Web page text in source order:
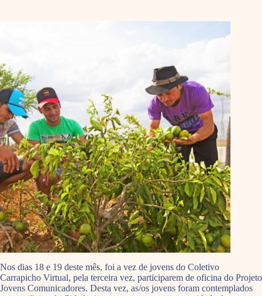
Nos dias 18 e 19 deste mês, foi a vez de jovens do Coletivo
Carrapicho Virtual, pela terceira vez, participarem de oficina do Projeto
Jovens Comunicadores. Desta vez, as/os jovens foram contemplados